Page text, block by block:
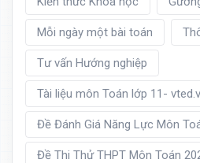
Mỗi ngày một bài toán
Tư vấn Hướng nghiệp
Tài liệu môn Toán lớp 11-
Đề Đánh Giá Năng Lực Môn
Đề Thi Thử THPT Môn Toán